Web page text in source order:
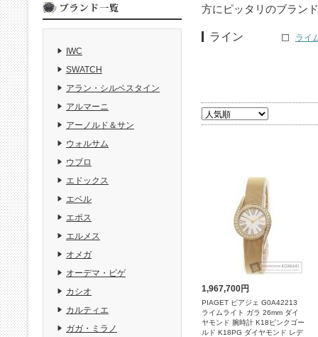
方にピッタリのブラン
ライン ライ
1,967,700円
PIAGET ピアジェ G0A42213
ライムライト ガラ 26mm ダイ
ヤモンド 腕時計 K18ピンクゴー
ルド K18PG ダイヤモンド レデ
IWC
SWATCH
アラン・シルベスタイン
アルマーニ
アーノルド＆サン
ウォルサム
ウブロ
エドックス
エベル
エポス
エルメス
オメガ
オーデマ・ピゲ
カシオ
カルティエ
ガガ・ミラノ